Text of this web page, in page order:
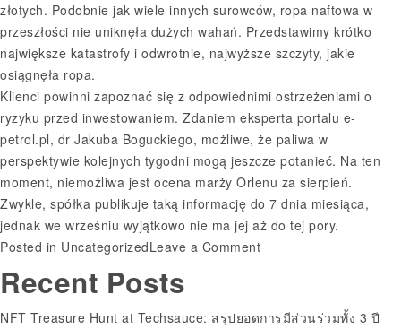
złotych. Podobnie jak wiele innych surowców, ropa naftowa w
przeszłości nie uniknęła dużych wahań. Przedstawimy krótko
największe katastrofy i odwrotnie, najwyższe szczyty, jakie
osiągnęła ropa.
Klienci powinni zapoznać się z odpowiednimi ostrzeżeniami o
ryzyku przed inwestowaniem. Zdaniem eksperta portalu e-
petrol.pl, dr Jakuba Boguckiego, możliwe, że paliwa w
perspektywie kolejnych tygodni mogą jeszcze potanieć. Na ten
moment, niemożliwa jest ocena marży Orlenu za sierpień.
Zwykle, spółka publikuje taką informację do 7 dnia miesiąca,
jednak we wrześniu wyjątkowo nie ma jej aż do tej pory.
Posted in UncategorizedLeave a Commenton
for:
Recent Posts
NFT Treasure Hunt at Techsauce: สรุปยอดการมีส่วนร่วมทั้ง 3 ปี